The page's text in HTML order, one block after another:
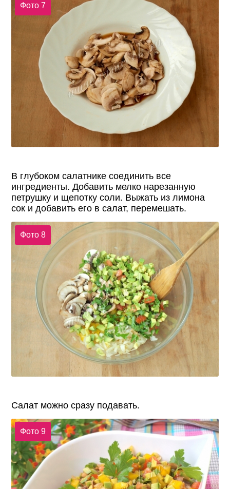
Фото 7
В глубоком салатнике соединить все
ингредиенты. Добавить мелко нарезанную
петрушку и щепотку соли. Выжать из лимона
сок и добавить его в салат, перемешать.
Фото 8
Салат можно сразу подавать.
Фото 9